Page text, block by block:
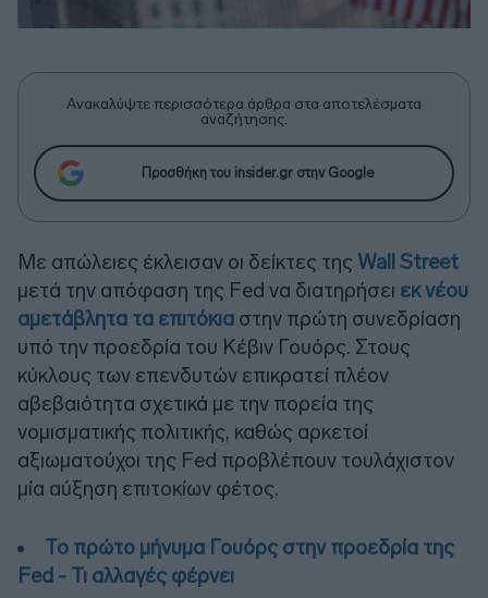
Ανακαλύψτε περισσότερα άρθρα στα αποτελέσματα
αναζήτησης.
Προσθήκη του insider.gr στην Google
Με απώλειες έκλεισαν οι δείκτες της Wall Street
μετά την απόφαση της Fed να διατηρήσει εκ νέου
αμετάβλητα τα επιτόκια στην πρώτη συνεδρίαση
υπό την προεδρία του Κέβιν Γουόρς. Στους
κύκλους των επενδυτών επικρατεί πλέον
αβεβαιότητα σχετικά με την πορεία της
νομισματικής πολιτικής, καθώς αρκετοί
αξιωματούχοι της Fed προβλέπουν τουλάχιστον
μία αύξηση επιτοκίων φέτος.
Το πρώτο μήνυμα Γουόρς στην προεδρία της
Fed - Τι αλλαγές φέρνει